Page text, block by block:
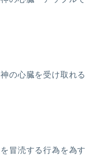
の心臓を受け取れる
冒涜する行為を為す